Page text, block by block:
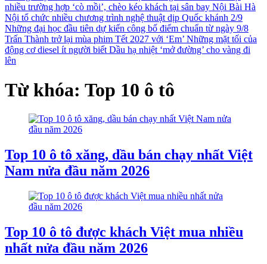
nhiều trường hợp ‘cò mồi’, chèo kéo khách tại sân bay Nội Bài Hà
Nội tổ chức nhiều chương trình nghệ thuật dịp Quốc khánh 2/9
Những đại học đầu tiên dự kiến công bố điểm chuẩn từ ngày 9/8
Trấn Thành trở lại mùa phim Tết 2027 với ‘Em’ Những mặt tối của
động cơ diesel ít người biếtDầu hạ nhiệt ‘mở đường’ cho vàng đi
lên
Từ khóa: Top 10 ô tô
Top 10 ô tô xăng, dầu bán chạy nhất Việt
Nam nửa đầu năm 2026
Top 10 ô tô được khách Việt mua nhiều
nhất nửa đầu năm 2026